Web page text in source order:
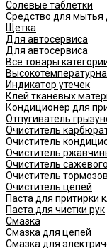
Солевые таблетки
Средство для мытья
Щетка
Для автосервиса
Для автосервиса
Все товары
Индикатор утечек
Клей тканевых
Кондиционер для
Отпугиватель
Очиститель
Очиститель
Очиститель
Очиститель
Очиститель тормозов
Очиститель цепей
Паста для притирки
Паста для чистки рук
Смазка
Смазка для цепей
Смазка для